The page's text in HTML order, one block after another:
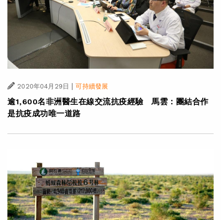
2020年04月29日 可持續發展
逾1,600名非洲醫生在線交流抗疫經驗 馬雲：團結合作
是抗疫成功唯一道路